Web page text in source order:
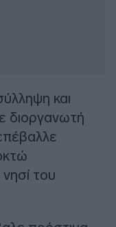
και
διοργανωτή
του